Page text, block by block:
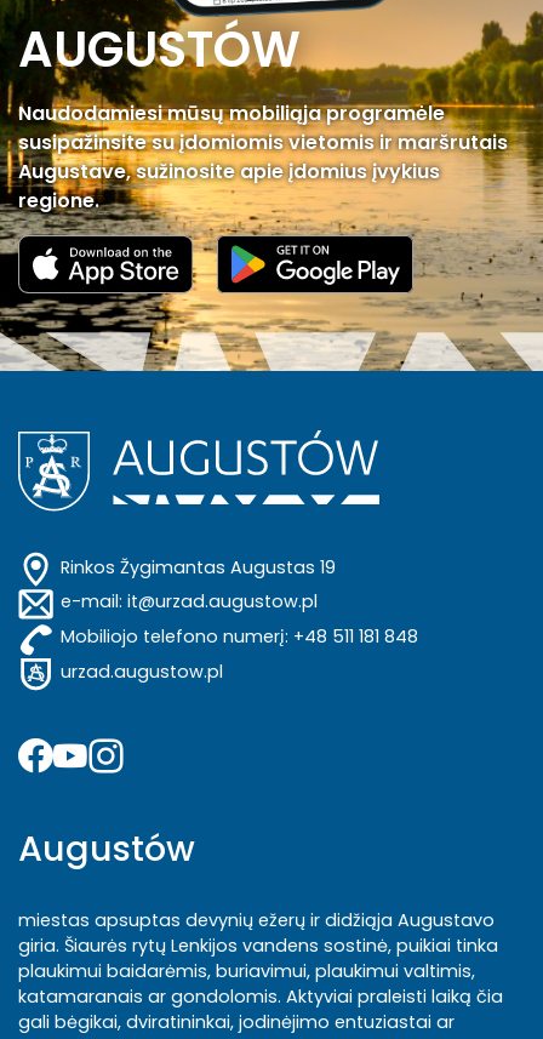
AUGUSTÓW
Naudodamiesi mūsų mobiliąja programėle
susipažinsite su įdomiomis vietomis ir maršrutais
Augustave, sužinosite apie įdomius įvykius
regione.
Rinkos Žygimantas Augustas 19
e-mail: it@urzad.augustow.pl
Mobiliojo telefono numerį: +48 511 181 848
urzad.augustow.pl
Augustów
miestas apsuptas devynių ežerų ir didžiąja Augustavo
giria. Šiaurės rytų Lenkijos vandens sostinė, puikiai tinka
plaukimui baidarėmis, buriavimui, plaukimui valtimis,
katamaranais ar gondolomis. Aktyviai praleisti laiką čia
gali bėgikai, dviratininkai, jodinėjimo entuziastai ar